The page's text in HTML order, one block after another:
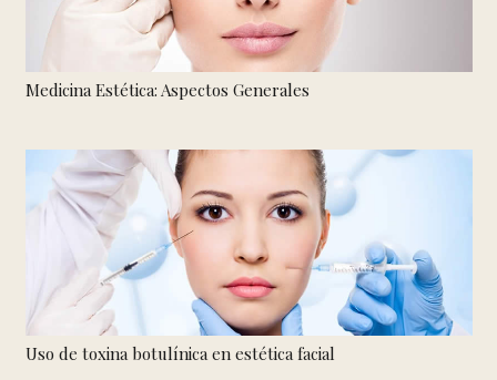
Medicina Estética: Aspectos Generales
Uso de toxina botulínica en estética facial